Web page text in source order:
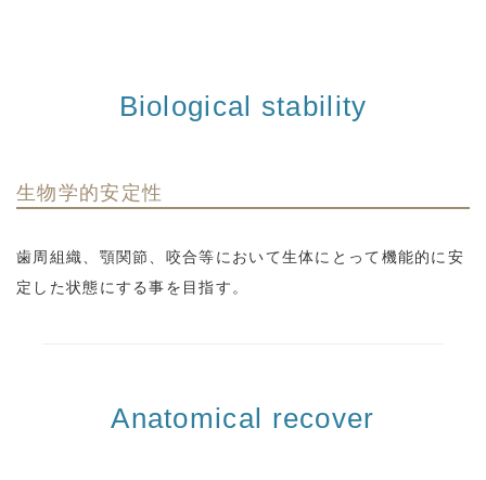
Biological stability
生物学的安定性
歯周組織、顎関節、咬合等において生体にとって機能的に安
定した状態にする事を目指す。
Anatomical recover